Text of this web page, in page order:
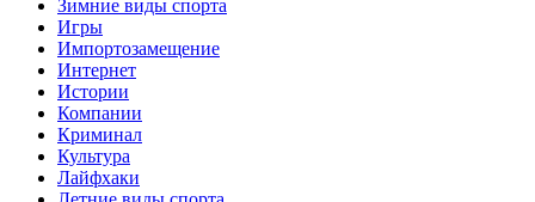
Зимние виды спорта
Игры
Импортозамещение
Интернет
Истории
Компании
Криминал
Культура
Лайфхаки